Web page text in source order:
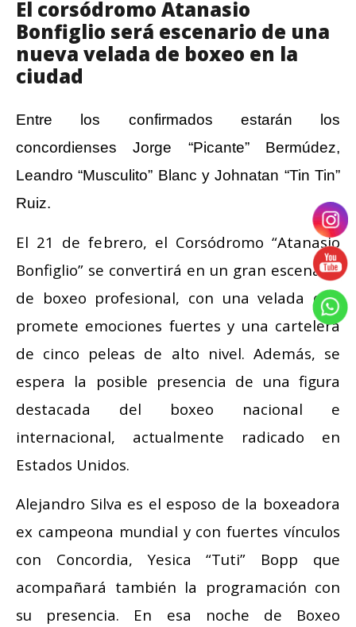
El corsódromo Atanasio
Bonfiglio será escenario de una
nueva velada de boxeo en la
ciudad
Entre los confirmados estarán los
concordienses Jorge “Picante” Bermúdez,
Leandro “Musculito” Blanc y Johnatan “Tin Tin”
Ruiz.
El 21 de febrero, el Corsódromo “Atanasio
Bonfiglio” se convertirá en un gran escenario
de boxeo profesional, con una velada que
promete emociones fuertes y una cartelera
de cinco peleas de alto nivel. Además, se
espera la posible presencia de una figura
destacada del boxeo nacional e
internacional, actualmente radicado en
Estados Unidos.
Alejandro Silva es el esposo de la boxeadora
ex campeona mundial y con fuertes vínculos
con Concordia, Yesica “Tuti” Bopp que
acompañará también la programación con
su presencia. En esa noche de Boxeo